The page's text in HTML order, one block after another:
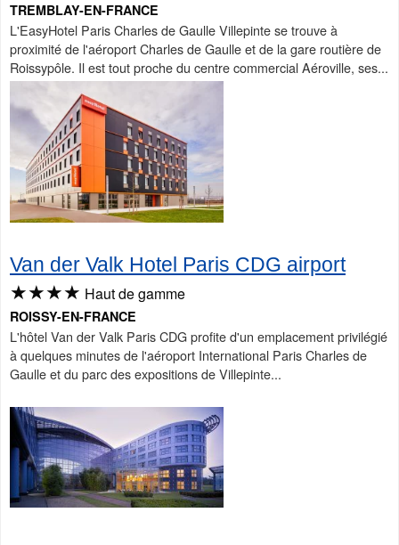
TREMBLAY-EN-FRANCE
L'EasyHotel Paris Charles de Gaulle Villepinte se trouve à
proximité de l'aéroport Charles de Gaulle et de la gare routière de
Roissypôle. Il est tout proche du centre commercial Aéroville, ses...
Van der Valk Hotel Paris CDG airport
★★★★ Haut de gamme
ROISSY-EN-FRANCE
L'hôtel Van der Valk Paris CDG profite d'un emplacement privilégié
à quelques minutes de l'aéroport International Paris Charles de
Gaulle et du parc des expositions de Villepinte...